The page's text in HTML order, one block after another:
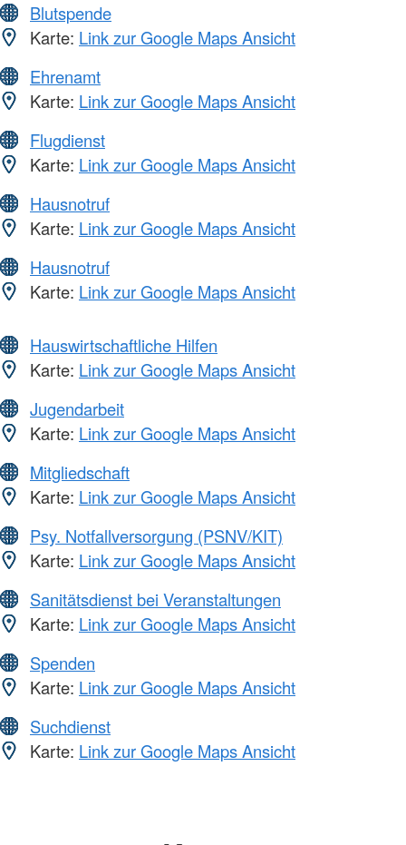
Blutspende
Karte: Link zur Google Maps Ansicht
Ehrenamt
Karte: Link zur Google Maps Ansicht
Flugdienst
Karte: Link zur Google Maps Ansicht
Hausnotruf
Karte: Link zur Google Maps Ansicht
Hausnotruf
Karte: Link zur Google Maps Ansicht
Hauswirtschaftliche Hilfen
Karte: Link zur Google Maps Ansicht
Jugendarbeit
Karte: Link zur Google Maps Ansicht
Mitgliedschaft
Karte: Link zur Google Maps Ansicht
Psy. Notfallversorgung (PSNV/KIT)
Karte: Link zur Google Maps Ansicht
Sanitätsdienst bei Veranstaltungen
Karte: Link zur Google Maps Ansicht
Spenden
Karte: Link zur Google Maps Ansicht
Suchdienst
Karte: Link zur Google Maps Ansicht